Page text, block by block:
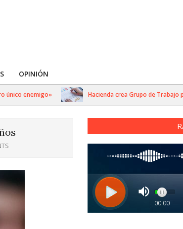
OPINIÓN
enemigo» Hacienda crea Grupo de Trabajo para